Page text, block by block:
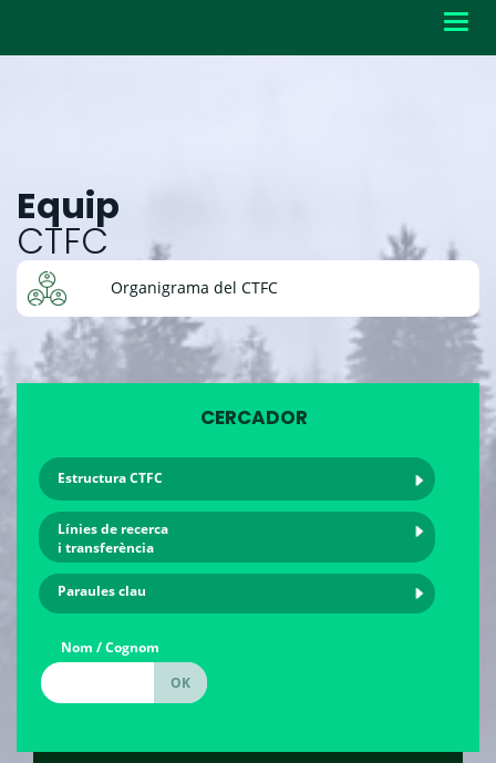
Equip
CTFC
Organigrama del CTFC
CERCADOR
Estructura CTFC
Línies de recerca
i transferència
Paraules clau
Nom / Cognom